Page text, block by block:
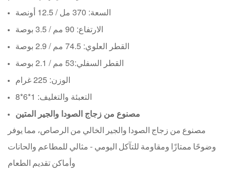
السعة: 370 مل / 12.5 أونصة
الارتفاع: 90 مم / 3.5 بوصة
القطر العلوي: 74.5 مم / 2.9 بوصة
القطر السفلي:53 مم / 2.1 بوصة
الوزن: 225 غرام
التعبئة والتغليف: 1*6*8
مصنوع من زجاج الصودا والجير المتين
مصنوع من زجاج الصودا والجير الخالي من الرصاص، مما يوفر
وضوحًا ممتازًا ومقاومة للتآكل اليومي - مثالي للمطاعم والحانات
وأماكن تقديم الطعام